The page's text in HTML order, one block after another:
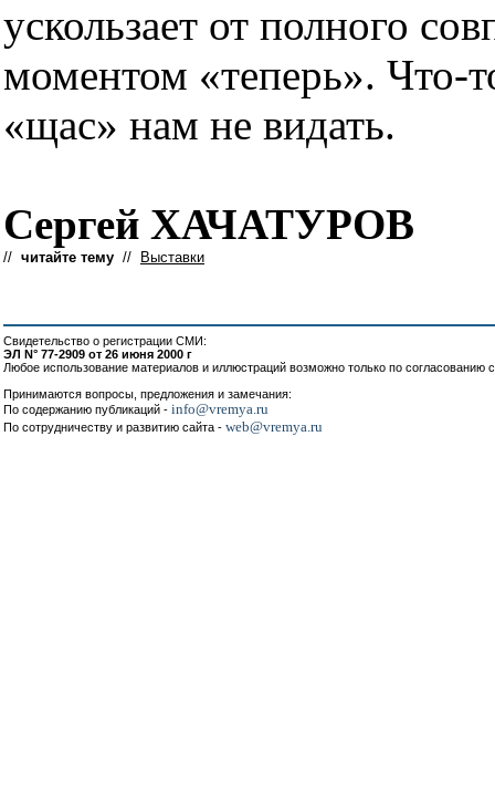
ускользает от полного
моментом «теперь». Что-
«щас» нам не видать.
Сергей ХАЧАТУРОВ
// читайте тему // Выставки
Свидетельство о регистрации СМИ:
ЭЛ N° 77-2909 от 26 июня 2000 г
Любое использование материалов и иллюстраций возможно только по согласованию
Принимаются вопросы, предложения и замечания:
По содержанию публикаций - info@vremya.ru
По сотрудничеству и развитию сайта - web@vremya.ru